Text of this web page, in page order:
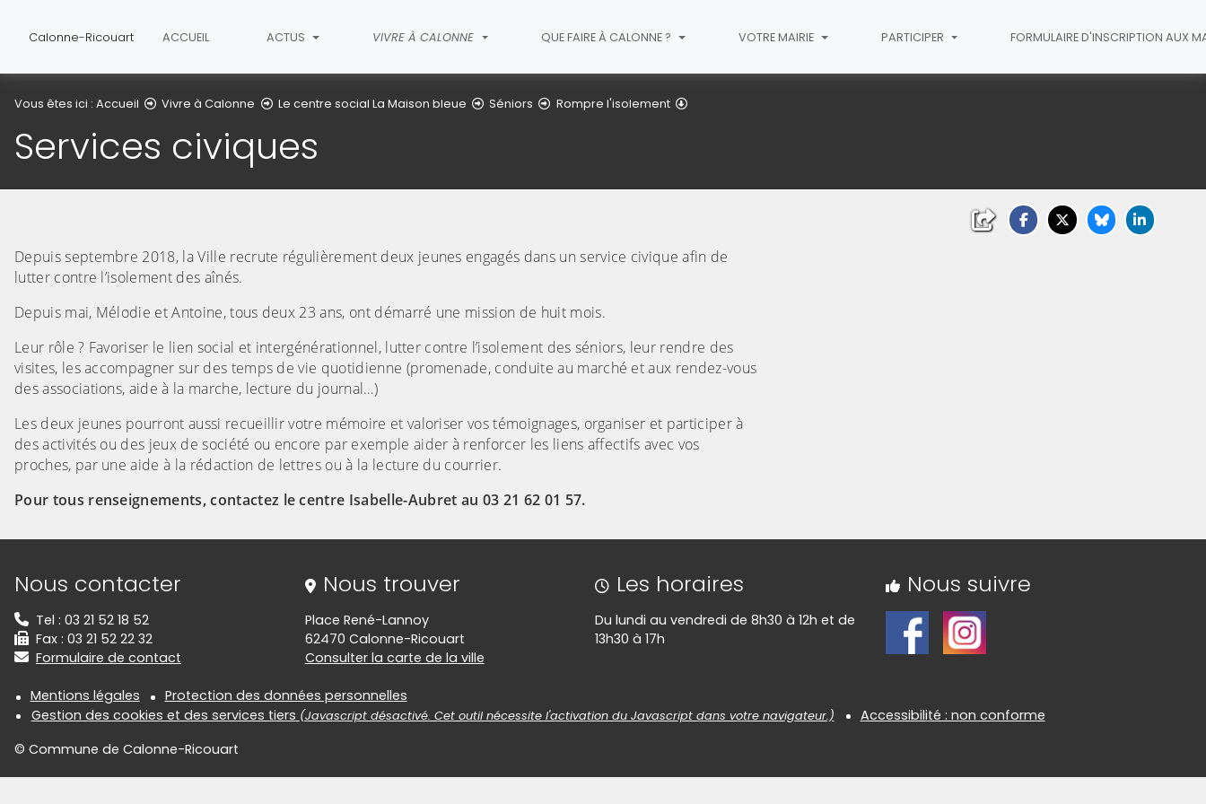
Calonne-Ricouart ACCUEIL ACTUS VIVRE À CALONNE QUE FAIRE À CALONNE ? VOTRE MAIRIE PARTICIPER FORMULAIRE D'INSCRIPTION AUX
Vous êtes ici : Accueil Vivre à Calonne Le centre social La Maison bleue Séniors Rompre l'isolement
Services civiques
Depuis septembre 2018, la Ville recrute régulièrement deux jeunes engagés dans un service civique afin de
lutter contre l’isolement des aînés.
Depuis mai, Mélodie et Antoine, tous deux 23 ans, ont démarré une mission de huit mois.
Leur rôle ? Favoriser le lien social et intergénérationnel, lutter contre l’isolement des séniors, leur rendre des
visites, les accompagner sur des temps de vie quotidienne (promenade, conduite au marché et aux rendez-vous
des associations, aide à la marche, lecture du journal…)
Les deux jeunes pourront aussi recueillir votre mémoire et valoriser vos témoignages, organiser et participer à
des activités ou des jeux de société ou encore par exemple aider à renforcer les liens affectifs avec vos
proches, par une aide à la rédaction de lettres ou à la lecture du courrier.
Pour tous renseignements, contactez le centre Isabelle-Aubret au 03 21 62 01 57.
Informations de contact
Nous contacter
Tel : 03 21 52 18 52
Fax : 03 21 52 22 32
Formulaire de contact
Nous trouver
Place René-Lannoy
62470 Calonne-Ricouart
Consulter la carte de la ville
Les horaires
Du lundi au vendredi de 8h30 à 12h et de
13h30 à 17h
Nous suivre
Informations réglementaires
Mentions légales
Protection des données personnelles
Gestion des cookies et des services tiers (Javascript désactivé. Cet outil nécessite l'activation du Javascript dans votre navigateur.)
Accessibilité : non conforme
© Commune de Calonne-Ricouart